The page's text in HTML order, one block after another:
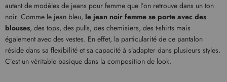
autant de modèles de jeans pour femme que l’on retrouve dans un ton
noir. Comme le jean bleu, le jean noir femme se porte avec des
blouses, des tops, des pulls, des chemisiers, des t-shirts mais
également avec des vestes. En effet, la particularité de ce pantalon
réside dans sa flexibilité et sa capacité à s’adapter dans plusieurs styles.
C’est un véritable basique dans la composition de look.